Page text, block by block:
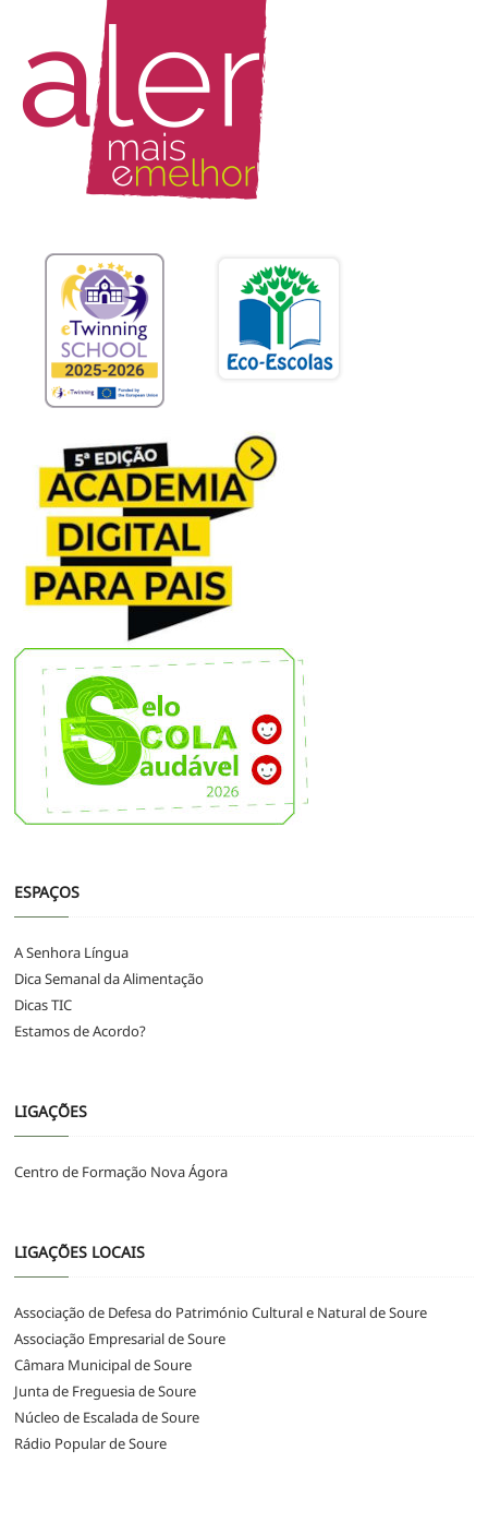
ESPAÇOS
A Senhora Língua
Dica Semanal da Alimentação
Dicas TIC
Estamos de Acordo?
LIGAÇÕES
Centro de Formação Nova Ágora
LIGAÇÕES LOCAIS
Associação de Defesa do Património Cultural e Natural de Soure
Associação Empresarial de Soure
Câmara Municipal de Soure
Junta de Freguesia de Soure
Núcleo de Escalada de Soure
Rádio Popular de Soure